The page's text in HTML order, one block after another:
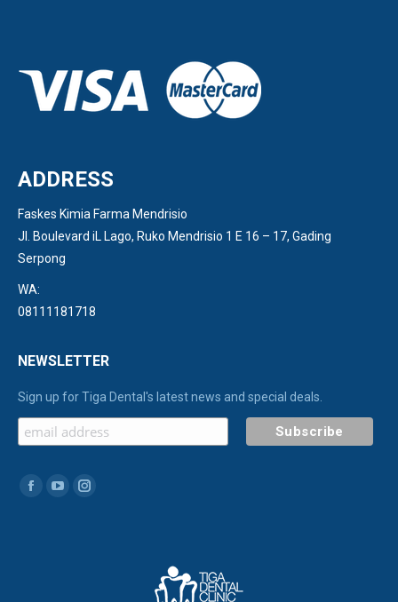
ADDRESS
Faskes Kimia Farma Mendrisio
Jl. Boulevard iL Lago, Ruko Mendrisio 1 E 16 – 17, Gading
Serpong
WA:
08111181718
NEWSLETTER
Sign up for Tiga Dental's latest news and special deals.
Find us on:
Facebook
YouTubeInstagram